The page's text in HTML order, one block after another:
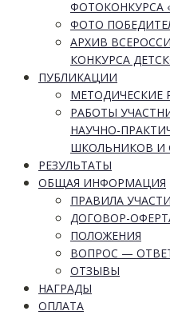
ФОТОКОНКУРСА
ФОТО
АРХИВ
КОНКУРСА
ПУБЛИКАЦИИ
МЕТОДИЧЕСКИЕ
РАБОТЫ
НАУЧНО-
ШКОЛЬНИКОВ И
РЕЗУЛЬТАТЫ
ОБЩАЯ ИНФОРМАЦИЯ
ПРАВИЛА
ДОГОВОР-
ПОЛОЖЕНИЯ
ВОПРОС —
ОТЗЫВЫ
НАГРАДЫ
ОПЛАТА